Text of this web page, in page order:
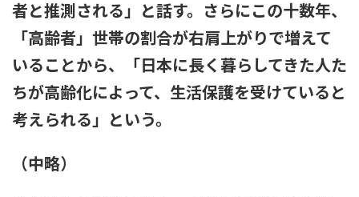
者と推測される」と話す。さらにこの十数年、
「高齢者」世帯の割合が右肩上がりで増えて
いることから、「日本に長く暮らしてきた人た
ちが高齢化によって、生活保護を受けていると
考えられる」という。
（中略）